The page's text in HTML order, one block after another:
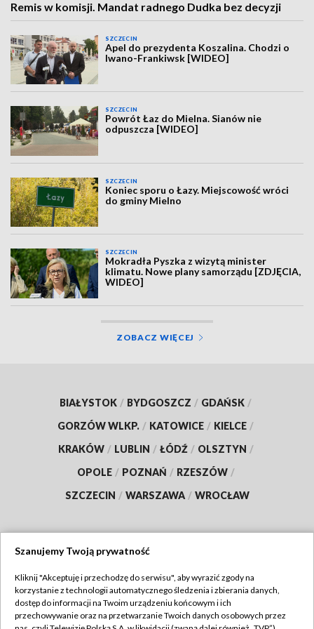
Remis w komisji. Mandat radnego Dudka bez decyzji
SZCZECIN
Apel do prezydenta Koszalina. Chodzi o
Iwano-Frankiwsk [WIDEO]
SZCZECIN
Powrót Łaz do Mielna. Sianów nie
odpuszcza [WIDEO]
SZCZECIN
Koniec sporu o Łazy. Miejscowość wróci
do gminy Mielno
SZCZECIN
Mokradła Pyszka z wizytą minister
klimatu. Nowe plany samorządu [ZDJĘCIA,
WIDEO]
ZOBACZ WIĘCEJ
BIAŁYSTOK / BYDGOSZCZ / GDAŃSK /
GORZÓW WLKP. / KATOWICE / KIELCE /
KRAKÓW / LUBLIN / ŁÓDŹ / OLSZTYN /
OPOLE / POZNAŃ / RZESZÓW /
SZCZECIN / WARSZAWA / WROCŁAW
TVP
Abonament TVP
Regulamin TVP
Szanujemy Twoją prywatność
Kliknij "Akceptuję i przechodzę do serwisu", aby wyrazić zgody na
korzystanie z technologii automatycznego śledzenia i zbierania danych,
dostęp do informacji na Twoim urządzeniu końcowym i ich
przechowywanie oraz na przetwarzanie Twoich danych osobowych przez